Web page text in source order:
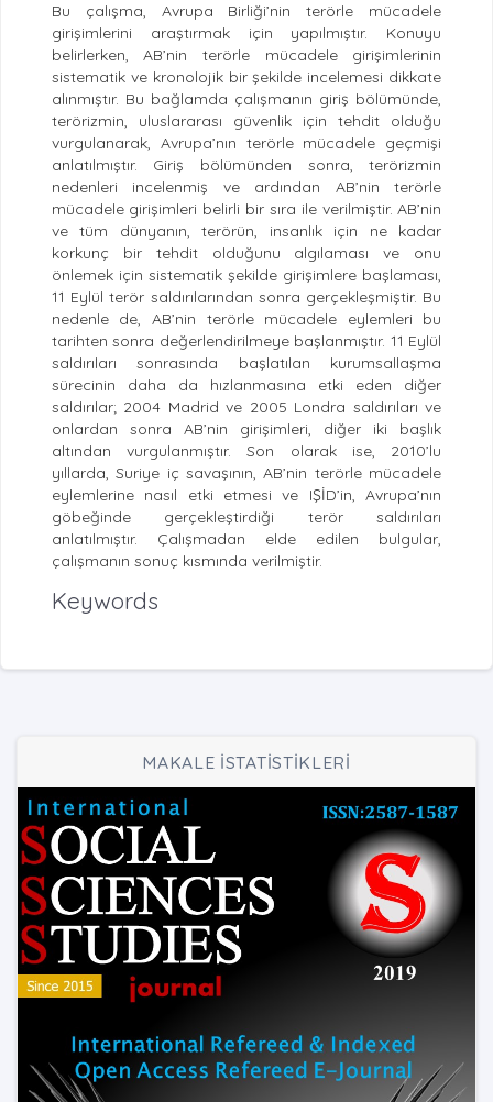
Bu çalışma, Avrupa Birliği’nin terörle mücadele
girişimlerini araştırmak için yapılmıştır. Konuyu
belirlerken, AB’nin terörle mücadele girişimlerinin
sistematik ve kronolojik bir şekilde incelemesi dikkate
alınmıştır. Bu bağlamda çalışmanın giriş bölümünde,
terörizmin, uluslararası güvenlik için tehdit olduğu
vurgulanarak, Avrupa’nın terörle mücadele geçmişi
anlatılmıştır. Giriş bölümünden sonra, terörizmin
nedenleri incelenmiş ve ardından AB’nin terörle
mücadele girişimleri belirli bir sıra ile verilmiştir. AB’nin
ve tüm dünyanın, terörün, insanlık için ne kadar
korkunç bir tehdit olduğunu algılaması ve onu
önlemek için sistematik şekilde girişimlere başlaması,
11 Eylül terör saldırılarından sonra gerçekleşmiştir. Bu
nedenle de, AB’nin terörle mücadele eylemleri bu
tarihten sonra değerlendirilmeye başlanmıştır. 11 Eylül
saldırıları sonrasında başlatılan kurumsallaşma
sürecinin daha da hızlanmasına etki eden diğer
saldırılar; 2004 Madrid ve 2005 Londra saldırıları ve
onlardan sonra AB’nin girişimleri, diğer iki başlık
altından vurgulanmıştır. Son olarak ise, 2010’lu
yıllarda, Suriye iç savaşının, AB’nin terörle mücadele
eylemlerine nasıl etki etmesi ve IŞİD’in, Avrupa’nın
göbeğinde gerçekleştirdiği terör saldırıları
anlatılmıştır. Çalışmadan elde edilen bulgular,
çalışmanın sonuç kısmında verilmiştir.
Keywords
MAKALE İSTATİSTİKLERİ